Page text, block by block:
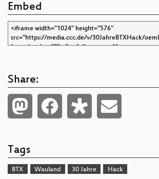
Embed
Share:
Tags
BTX Wauland 30 Jahre Hack